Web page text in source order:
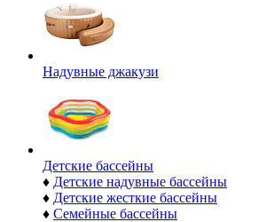
Надувные джакузи
Детские бассейны
♦ Детские надувные бассейны
♦ Детские жесткие бассейны
♦ Семейные бассейны